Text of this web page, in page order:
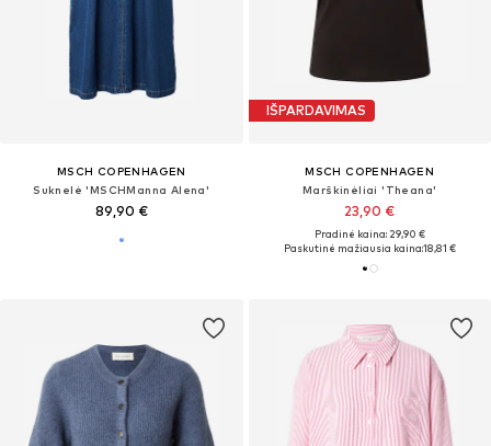
MSCH COPENHAGEN
Suknelė 'MSCHManna Alena'
89,90 €
IŠPARDAVIMAS
MSCH COPENHAGEN
Marškinėliai 'Theana'
23,90 €
Pradinė kaina: 29,90 €
Paskutinė mažiausia kaina:18,81 €